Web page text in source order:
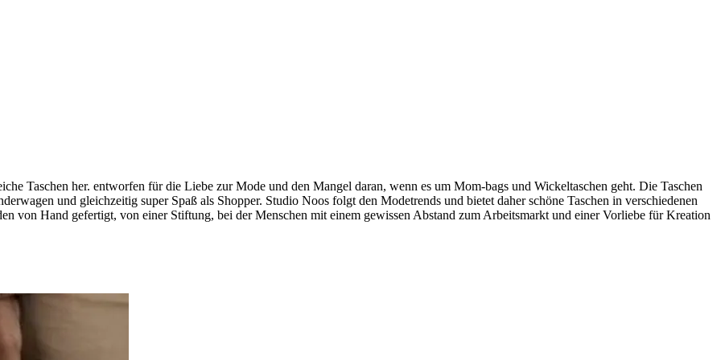
Taschen her. entworfen für die Liebe zur Mode und den Mangel daran, wenn es um Mom-bags und Wickeltaschen geht. Die Taschen
und gleichzeitig super Spaß als Shopper. Studio Noos folgt den Modetrends und bietet daher schöne Taschen in verschiedenen
von Hand gefertigt, von einer Stiftung, bei der Menschen mit einem gewissen Abstand zum Arbeitsmarkt und einer Vorliebe für Kreation